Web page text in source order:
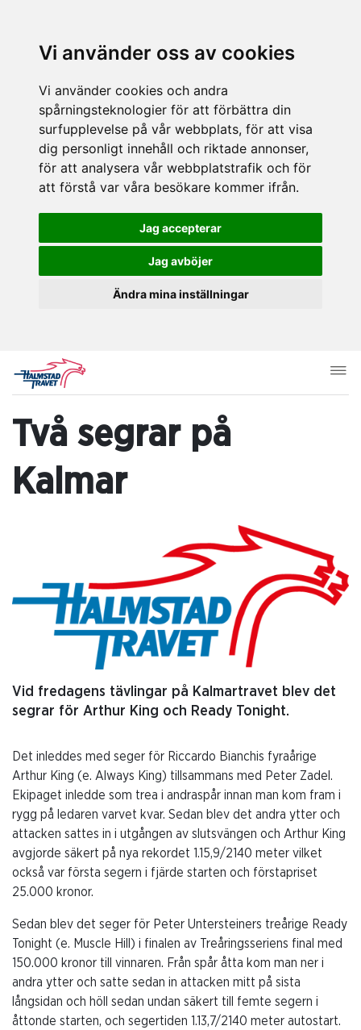
Vi använder oss av cookies
Vi använder cookies och andra
spårningsteknologier för att förbättra din
surfupplevelse på vår webbplats, för att visa
dig personligt innehåll och riktade annonser,
för att analysera vår webbplatstrafik och för
att förstå var våra besökare kommer ifrån.
Jag accepterar
Jag avböjer
Ändra mina inställningar
Två segrar på
Kalmar
Vid fredagens tävlingar på Kalmartravet blev det
segrar för Arthur King och Ready Tonight.
Det inleddes med seger för Riccardo Bianchis fyraårige
Arthur King (e. Always King) tillsammans med Peter Zadel.
Ekipaget inledde som trea i andraspår innan man kom fram i
rygg på ledaren varvet kvar. Sedan blev det andra ytter och
attacken sattes in i utgången av slutsvängen och Arthur King
avgjorde säkert på nya rekordet 1.15,9/2140 meter vilket
också var första segern i fjärde starten och förstapriset
25.000 kronor.
Sedan blev det seger för Peter Untersteiners treårige Ready
Tonight (e. Muscle Hill) i finalen av Treåringsseriens final med
150.000 kronor till vinnaren. Från spår åtta kom man ner i
andra ytter och satte sedan in attacken mitt på sista
långsidan och höll sedan undan säkert till femte segern i
åttonde starten, och segertiden 1.13,7/2140 meter autostart.